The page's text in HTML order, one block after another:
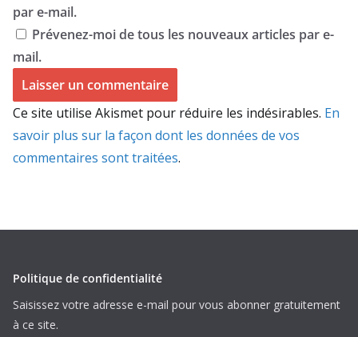
par e-mail.
Prévenez-moi de tous les nouveaux articles par e-
mail.
Ce site utilise Akismet pour réduire les indésirables. En
savoir plus sur la façon dont les données de vos
commentaires sont traitées.
Politique de confidentialité
Saisissez votre adresse e-mail pour vous abonner gratuitement
à ce site.